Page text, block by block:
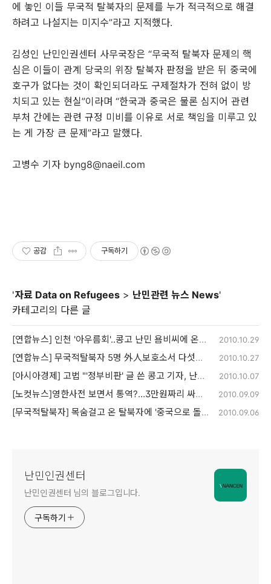
에 놓인 이들 무국적 탈북자의 문제를 누가 적극적으로 해결
하려고 나설지는 미지수”라고 지적했다.
김성인 난민인권센터 사무국장은 “무국적 탈북자 문제의 핵
심은 이들이 관계 당국의 위장 탈북자 판정을 받은 뒤 중국에
호구가 없다는 것이 확인되더라도 구제절차가 전혀 없이 방
치되고 있는 현실”이라며 “한국과 중국은 물론 심지어 관련
부처 간에는 관련 규정 미비를 이유로 서로 책임을 미루고 있
는 게 가장 큰 문제”라고 말했다.
고병수 기자 byng8@naeil.com
공감 구독하기
'자료 Data on Refugees > 난민관련 뉴스 News'
카테고리의 다른 글
[연합뉴스] 인천 '아우름회'..콩고 난민 욤비씨에 온정 2010.10.29
[연합뉴스] 무국적탈북자 5명 外人보호소서 다섯달 방치 2010.10.27
[아시아경제] 고법 "'정부비판' 글 쓴 콩고 기자, 난민인정" 2010.10.07
[노컷뉴스]영한사전 보면서 통역?…3만원짜리 싸구려 '난민통역' 2010.09.09
[무국적탈북자] 목숨걸고 온 탈북자에 '중국으로 돌아가라' 2010.09.06
난민인권센터
난민인권센터 님의 블로그입니다.
구독하기